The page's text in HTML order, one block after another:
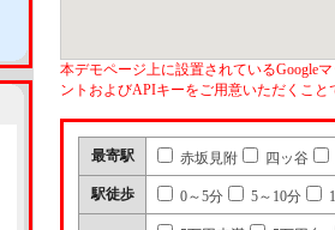
本デモページ上に設置されているGoogle
ントおよびAPIキーをご用意いただくこと
最寄駅 赤坂見附 四ッ谷
駅徒歩 0～5分 5～10分